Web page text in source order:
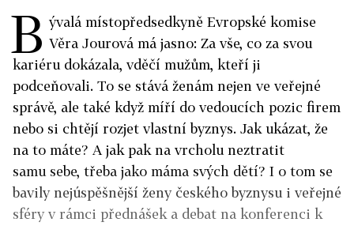
B ývalá místopředsedkyně Evropské komise
Věra Jourová má jasno: Za vše, co za svou
kariéru dokázala, vděčí mužům, kteří ji
podceňovali. To se stává ženám nejen ve veřejné
správě, ale také když míří do vedoucích pozic firem
nebo si chtějí rozjet vlastní byznys. Jak ukázat, že
na to máte? A jak pak na vrcholu neztratit
samu sebe, třeba jako máma svých dětí? I o tom se
bavily nejúspěšnější ženy českého byznysu i veřejné
sféry v rámci přednášek a debat na konferenci k